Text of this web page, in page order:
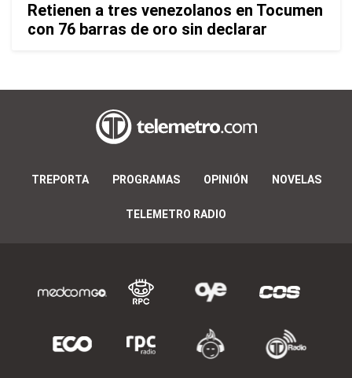
Retienen a tres venezolanos en Tocumen
con 76 barras de oro sin declarar
TREPORTA PROGRAMAS OPINIÓN NOVELAS
TELEMETRO RADIO